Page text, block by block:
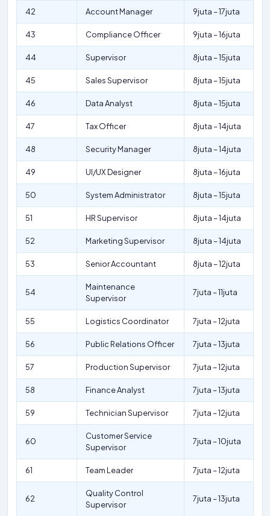
42 Account Manager 9juta – 17juta
43 Compliance Officer 9juta – 16juta
44 Supervisor 8juta – 15juta
45 Sales Supervisor 8juta – 15juta
46 Data Analyst 8juta – 15juta
47 Tax Officer 8juta – 14juta
48 Security Manager 8juta – 14juta
49 UI/UX Designer 8juta – 16juta
50 System Administrator 8juta – 15juta
51 HR Supervisor 8juta – 14juta
52 Marketing Supervisor 8juta – 14juta
53 Senior Accountant 8juta – 12juta
54
Maintenance
Supervisor
7juta – 11juta
55 Logistics Coordinator 7juta – 12juta
56 Public Relations Officer 7juta – 13juta
57 Production Supervisor 7juta – 12juta
58 Finance Analyst 7juta – 13juta
59 Technician Supervisor 7juta – 12juta
60
Customer Service
Supervisor
7juta – 10juta
61 Team Leader 7juta – 12juta
62
Quality Control
Supervisor
7juta – 13juta